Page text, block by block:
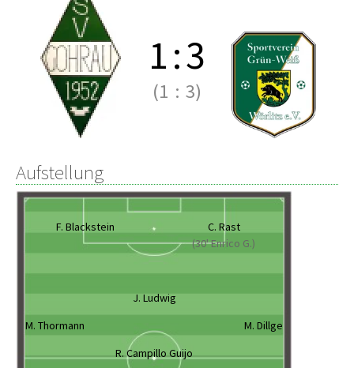
1:3
(1 : 3)
Aufstellung
F. Blackstein
C. Rast
(30' Enrico G.)
J. Ludwig
M. Thormann
M. Dillge
R. Campillo Guijo